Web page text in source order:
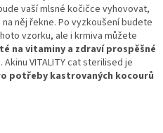
vaší mlsné kočičce vyhovovat,
něj řekne. Po vyzkoušení budete
vzorku, ale i krmiva můžete
na vitaminy a zdraví prospěšné
VITALITY cat sterilised je
potřeby kastrovaných kocourů